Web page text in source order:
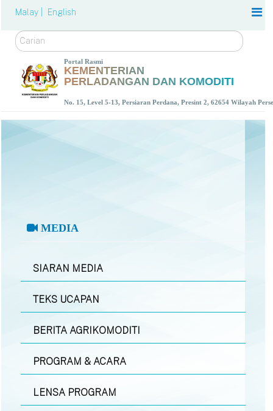
Malay | English
Carian
Portal Rasmi
KEMENTERIAN
PERLADANGAN DAN KOMODITI
No. 15, Level 5-13, Persiaran Perdana, Presint 2, 62654 Wilayah
MEDIA
SIARAN MEDIA
TEKS UCAPAN
BERITA AGRIKOMODITI
PROGRAM & ACARA
LENSA PROGRAM